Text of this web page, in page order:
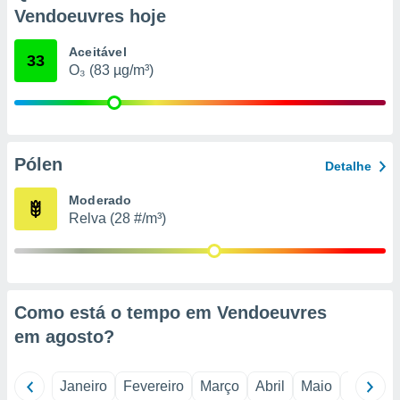
qual se
ou opor-
qualquer
o
num
Vendoeuvres hoje
33 Aceitável
O₃ (83 µg/m³)
Pólen Detalhe
Moderado
Relva (28 #/m³)
Como está o tempo em Vendoeuvres
em agosto?
Janeiro Fevereiro Março Abril Maio Junho